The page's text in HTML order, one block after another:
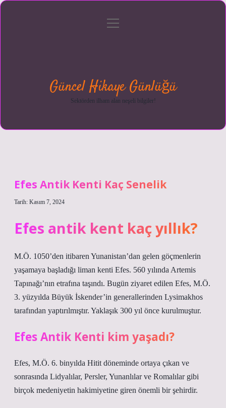
menüyü
Güncel Hikaye Günlüğü
Sektörden ilham alan neşeli bilgiler!
Efes Antik Kenti Kaç Senelik
Tarih: Kasım 7, 2024
Efes antik kent kaç yıllık?
M.Ö. 1050’den itibaren Yunanistan’dan gelen göçmenlerin
yaşamaya başladığı liman kenti Efes. 560 yılında Artemis
Tapınağı’nın etrafına taşındı. Bugün ziyaret edilen Efes, M.Ö.
3. yüzyılda Büyük İskender’in generallerinden Lysimakhos
tarafından yaptırılmıştır. Yaklaşık 300 yıl önce kurulmuştur.
Efes Antik Kenti kim yaşadı?
Efes, M.Ö. 6. binyılda Hitit döneminde ortaya çıkan ve
sonrasında Lidyalılar, Persler, Yunanlılar ve Romalılar gibi
birçok medeniyetin hakimiyetine giren önemli bir şehirdir.